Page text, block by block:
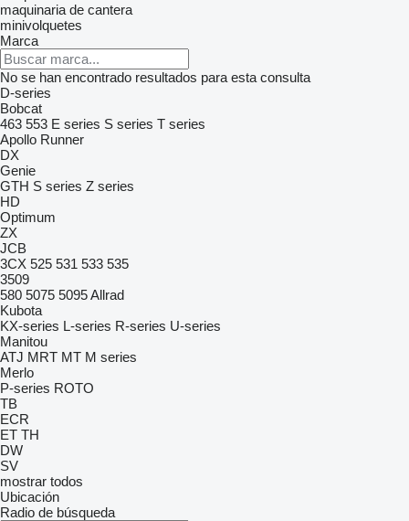
maquinaria de cantera
minivolquetes
Marca
No se han encontrado resultados para esta consulta
D-series
Bobcat
463 553 E series S series T series
Apollo Runner
DX
Genie
GTH S series Z series
HD
Optimum
ZX
JCB
3CX 525 531 533 535
3509
580 5075 5095Allrad
Kubota
KX-series L-series R-series U-series
Manitou
ATJ MRT MT M series
Merlo
P-series ROTO
TB
ECR
ET TH
DW
SV
mostrar todos
Ubicación
Radio de búsqueda